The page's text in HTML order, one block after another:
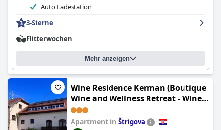
E Auto Ladestation
3-Sterne
Flitterwochen
Mehr anzeigen
Wine Residence Kerman (Boutique
Wine and Wellness Retreat - Wine
Residence Kerman)
Apartment in Štrigova